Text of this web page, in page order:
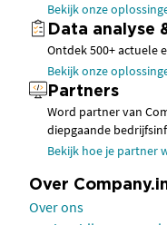
Bekijk onze
Data analyse
Ontdek 500+ actuele
Bekijk onze
Partners
Word partner van
diepgaande
Bekijk hoe je partner
Over
Over ons